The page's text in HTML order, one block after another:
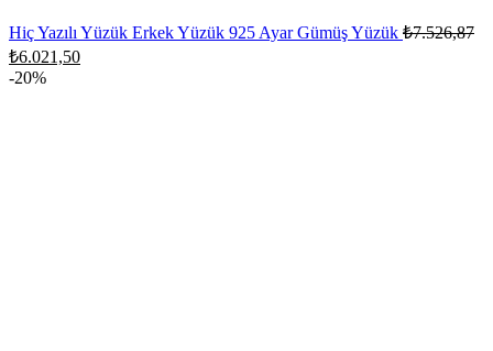
Hiç Yazılı Yüzük Erkek Yüzük 925 Ayar Gümüş Yüzük ₺7.526,87
₺6.021,50Şu
-20%